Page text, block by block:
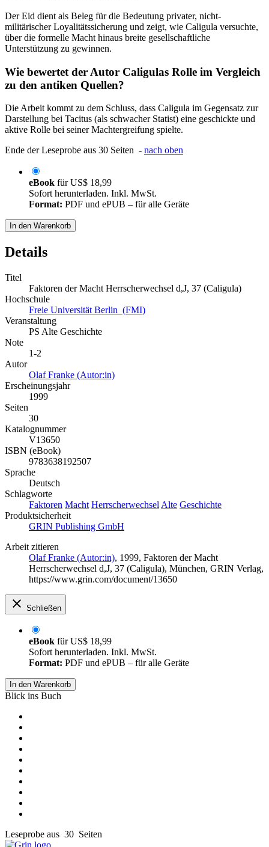
Der Eid dient als Beleg für die Bedeutung privater, nicht-
militärischer Loyalitätssicherung und zeigt, wie Caligula versuchte,
über die formelle Macht hinaus breite gesellschaftliche
Unterstützung zu gewinnen.
Wie bewertet der Autor Caligulas Rolle im Vergleich
zu den antiken Quellen?
Die Arbeit kommt zu dem Schluss, dass Caligula im Gegensatz zur
Darstellung bei Tacitus (als schwacher Statist) eine geschickte und
aktive Rolle bei seiner Machtergreifung spielte.
Ende der Leseprobe aus 30 Seiten - nach oben
eBook fürUS$ 18,99
Sofort herunterladen. Inkl. MwSt.
Format: PDF und ePUB – für alle Geräte
In den Warenkorb
Details
Titel
Faktoren der Macht Herrscherwechsel d,J, 37 (Caligula)
Hochschule
Freie Universität Berlin (FMI)
Veranstaltung
PS Alte Geschichte
Note
1-2
Autor
Olaf Franke (Autor:in)
Erscheinungsjahr
1999
Seiten
30
Katalognummer
V13650
ISBN (eBook)
9783638192507
Sprache
Deutsch
Schlagworte
Faktoren Macht Herrscherwechsel Alte Geschichte
Produktsicherheit
GRIN Publishing GmbH
Arbeit zitieren
Olaf Franke (Autor:in), 1999, Faktoren der Macht
Herrscherwechsel d,J, 37 (Caligula), München, GRIN Verlag,
https://www.grin.com/document/13650
Schließen
eBook fürUS$ 18,99
Sofort herunterladen. Inkl. MwSt.
Format: PDF und ePUB – für alle Geräte
In den Warenkorb
Blick ins Buch
Leseprobe aus 30 Seiten